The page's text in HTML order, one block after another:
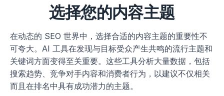
选择您的内容主题
在动态的 SEO 世界中，选择合适的内容主题的重要性不
可夸大。AI 工具在发现与目标受众产生共鸣的流行主题和
关键词方面变得至关重要。这些工具分析大量数据，包括
搜索趋势、竞争对手内容和消费者行为，以建议不仅相关
而且在排名中具有成功潜力的主题。